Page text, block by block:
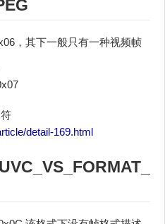
，其下一般只有一种视频帧
detail-169.html